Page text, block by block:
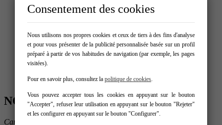
Accueil
Location Vacances
Vendez votre propriété
Nous
Blog
Contact
NOUS CONTACTER
Carrer Gabriel Roca 33
Consentement des cookies
Nous utilisons nos propres cookies et ceux de tiers à des fins d'analyse
et pour vous présenter de la publicité personnalisée basée sur un profil
préparé à partir de vos habitudes de navigation (par exemple, les pages
visitées).
Pour en savoir plus, consultez la politique de cookies.
Vous pouvez accepter tous les cookies en appuyant sur le bouton
"Accepter", refuser leur utilisation en appuyant sur le bouton "Rejeter"
et les configurer en appuyant sur le bouton "Configurer".